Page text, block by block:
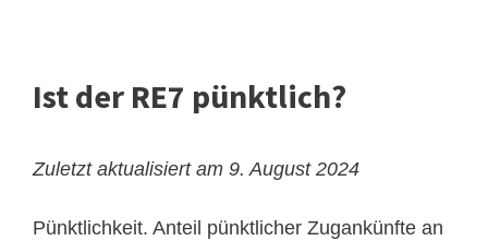
Ist der RE7 pünktlich?
Zuletzt aktualisiert am 9. August 2024
Pünktlichkeit. Anteil pünktlicher Zugankünfte an